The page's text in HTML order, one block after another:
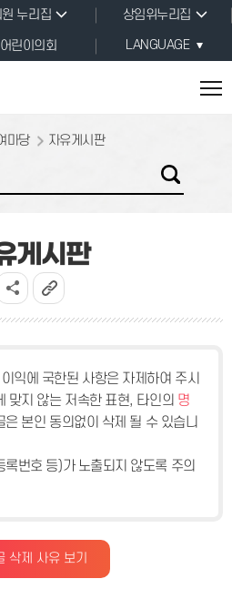
원 누리집
상임위누리집
어린이의회 LANGUAGE
마당 자유게시판
게시판
익에 국한된 사항은 자제하여 주시
맞지 않는 저속한 표현, 타인의 명
은 본인 동의없이 삭제 될 수 있습니
번호 등)가 노출되지 않도록 주의
삭제 사유 보기